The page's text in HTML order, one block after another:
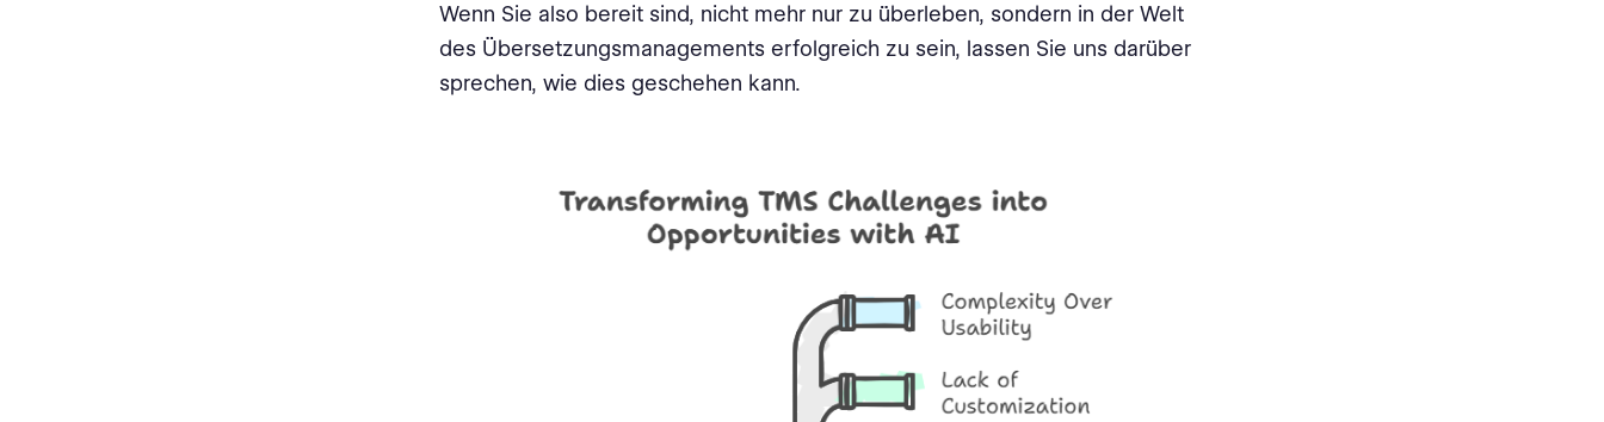
Wenn Sie also bereit sind, nicht mehr nur zu überleben, sondern in der Welt
des Übersetzungsmanagements erfolgreich zu sein, lassen Sie uns darüber
sprechen, wie dies geschehen kann.